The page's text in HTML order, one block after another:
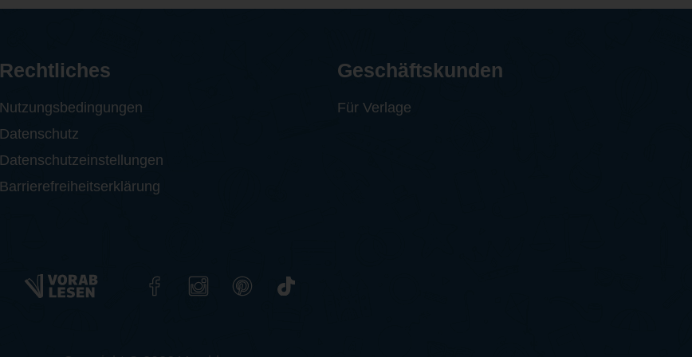
Rechtliches
Nutzungsbedingungen
Datenschutz
Datenschutzeinstellungen
Barrierefreiheitserklärung
Geschäftskunden
Für Verlage